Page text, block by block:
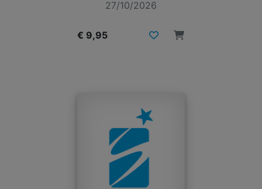
27/10/2026
€ 9,95